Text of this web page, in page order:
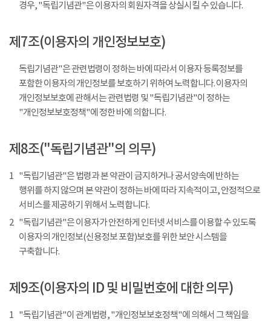
경우, "독립기념관"은 이용자의 회원자격을 상실시킬 수 있습니다.
제7조(이용자의 개인정보보호)
독립기념관"은 관련법령이 정하는 바에 따라서 이용자 등록정보를
포함한 이용자의 개인정보를 보호하기 위하여 노력합니다. 이용자의
개인정보보호에 관해서는 관련법령 및 "독립기념관"이 정하는
"개인정보보호정책"에 정한 바에 의합니다.
제8조("독립기념관"의 의무)
1 "독립기념관"은 법령과 본 약관이 금지하거나 공서양속에 반하는
행위를 하지 않으며 본 약관이 정하는 바에 따라 지속적이고, 안정적으로
서비스를 제공하기 위해서 노력합니다.
2 "독립기념관"은 이용자가 안전하게 인터넷 서비스를 이용할 수 있도록
이용자의 개인정보(신용정보 포함)보호를 위한 보안 시스템을
구축합니다.
제9조(이용자의 ID 및 비밀번호에 대한 의무)
1 "독립기념관"이 관계법령, "개인정보보호정책"에 의해서 그 책임을